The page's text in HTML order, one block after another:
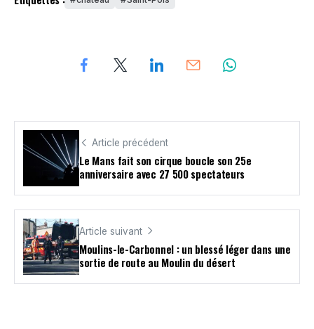
Article précédent
Le Mans fait son cirque boucle son 25e
anniversaire avec 27 500 spectateurs
Article suivant
Moulins-le-Carbonnel : un blessé léger dans une
sortie de route au Moulin du désert